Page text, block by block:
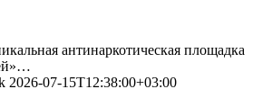
антинаркотическая площадка
2026-07-15T12:38:00+03:00